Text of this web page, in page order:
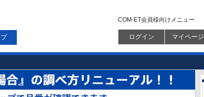
COM-ET会員様向けメニュー
ログイン マイページ